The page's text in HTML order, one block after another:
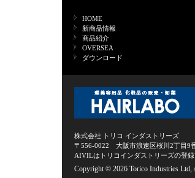
HOME
新商品情報
商品紹介
OVERSEA
ダウンロード
株式会社 トリコ インダストリーズ
〒556-0022 大阪市浪速区桜川2丁目9
AIVILはトリコインダストリーズの登録
Copyright © 2026 Torico Industries Ltd,